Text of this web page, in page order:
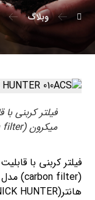
وبلاگ
میکرون (carbon filter) مدل ۰۱۰ACS
هانتر(DOMNICK HUNTER) برای کاربرد های صنعتی